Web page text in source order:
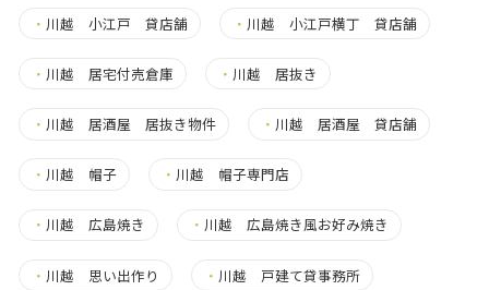
・ 川越 小江戸 貸店舗 ・ 川越 小江戸横丁 貸店舗
・ 川越 居宅付売倉庫 ・ 川越 居抜き
・ 川越 居酒屋 居抜き物件 ・ 川越 居酒屋 貸店舗
・ 川越 帽子 ・ 川越 帽子専門店
・ 川越 広島焼き ・ 川越 広島焼き風お好み焼き
・ 川越 思い出作り ・ 川越 戸建て貸事務所